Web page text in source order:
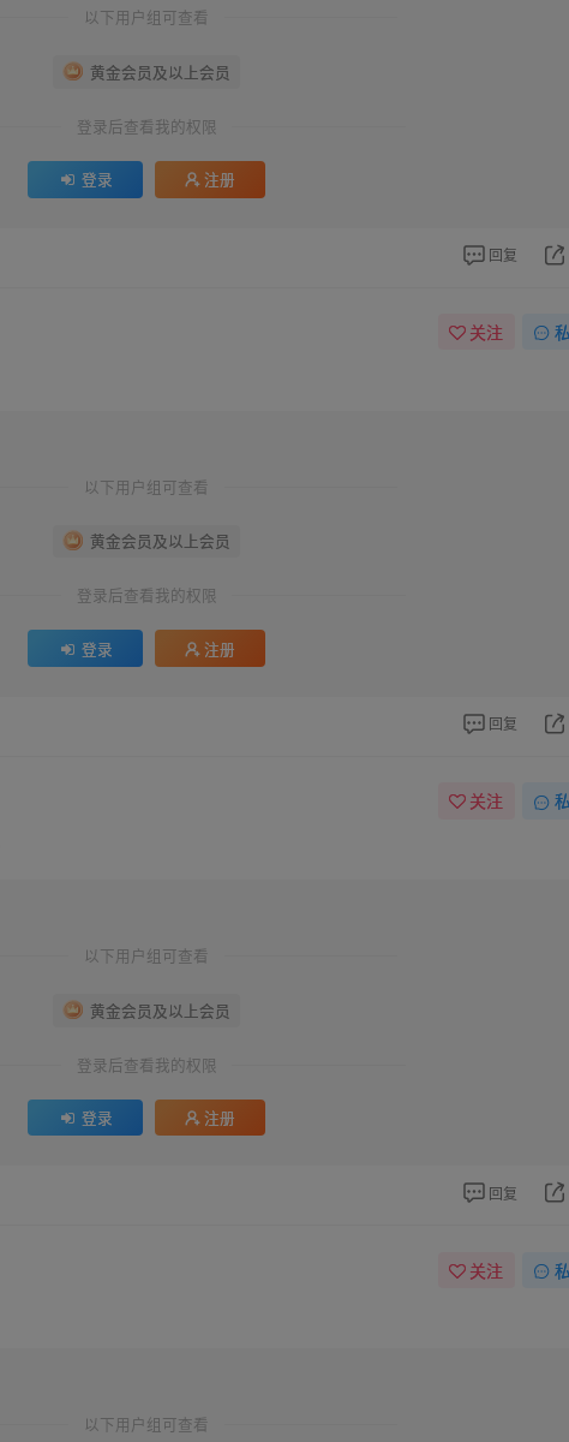
以下用户组可查看
黄金会员及以上会员
登录后查看我的权限
登录 注册
回复
关注
以下用户组可查看
黄金会员及以上会员
登录后查看我的权限
登录 注册
回复
关注
以下用户组可查看
黄金会员及以上会员
登录后查看我的权限
登录 注册
回复
关注
以下用户组可查看